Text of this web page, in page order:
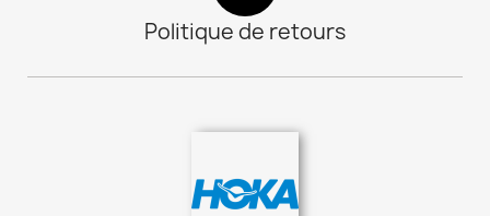
Politique de retours